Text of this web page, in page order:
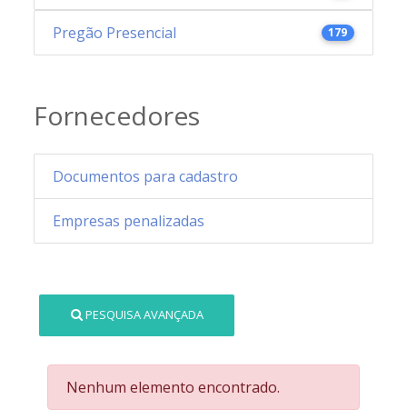
Pregão Presencial 179
Fornecedores
Documentos para cadastro
Empresas penalizadas
PESQUISA AVANÇADA
Nenhum elemento encontrado.